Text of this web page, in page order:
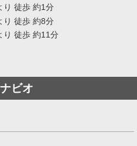
り 徒歩 約1分
り 徒歩 約8分
り 徒歩 約11分
ビオ